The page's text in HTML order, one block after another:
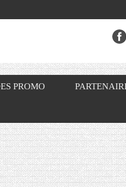
PROMO